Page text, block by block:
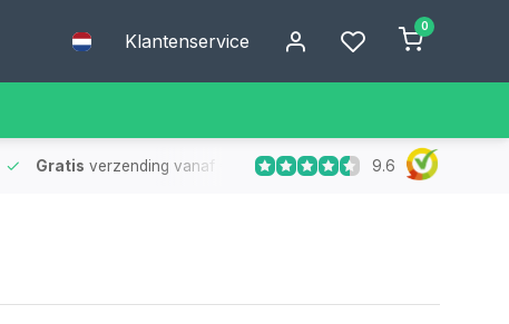
Klantenservice
0
Gratis verzending vanaf €75 - Geen verzendkosten bij
9.6